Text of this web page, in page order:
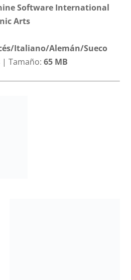
Software International
Arts
Italiano/Alemán/Sueco
|Tamaño:65 MB